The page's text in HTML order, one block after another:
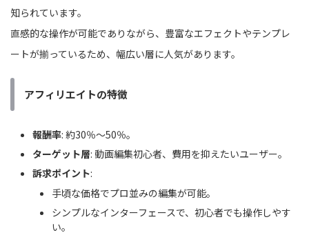
知られています。
直感的な操作が可能でありながら、豊富なエフェクトやテンプレ
ートが揃っているため、幅広い層に人気があります。
アフィリエイトの特徴
報酬率: 約30％〜50％。
ターゲット層: 動画編集初心者、費用を抑えたいユーザー。
訴求ポイント:
手頃な価格でプロ並みの編集が可能。
シンプルなインターフェースで、初心者でも操作しやす
い。